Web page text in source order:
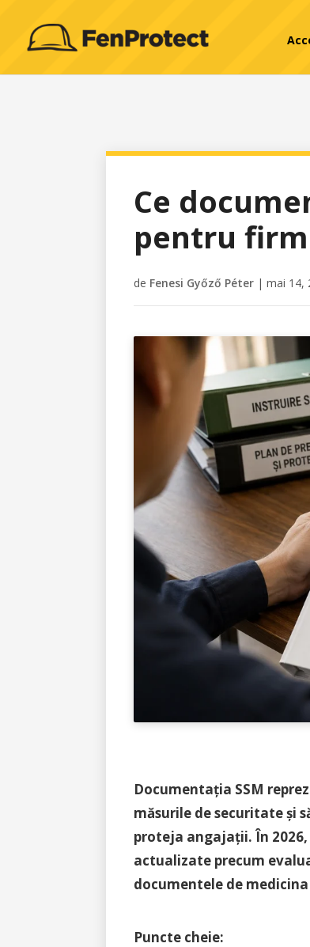
Ce
pentru
de Fenesi Győző Péter |mai 14,
Documentația SSM
măsurile de securitate și
proteja angajații. În
actualizate precum
documentele de
Puncte cheie: